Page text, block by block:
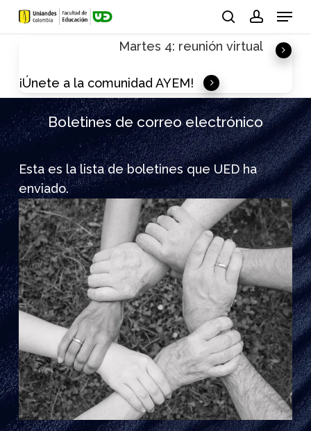
Skip
Menu
Martes 4: reunión virtual
¡Únete a la comunidad AYEM!
Boletines de correo electrónico
Esta es la lista de boletines que UED ha
enviado.